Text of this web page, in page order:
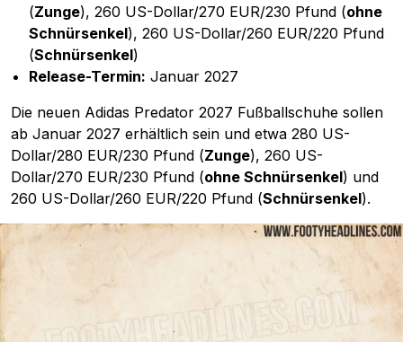
(Zunge), 260 US-Dollar/270 EUR/230 Pfund (ohne
Schnürsenkel), 260 US-Dollar/260 EUR/220 Pfund
(Schnürsenkel)
Release-Termin: Januar 2027
Die neuen Adidas Predator 2027 Fußballschuhe sollen
ab Januar 2027 erhältlich sein und etwa 280 US-
Dollar/280 EUR/230 Pfund (Zunge), 260 US-
Dollar/270 EUR/230 Pfund (ohne Schnürsenkel) und
260 US-Dollar/260 EUR/220 Pfund (Schnürsenkel).